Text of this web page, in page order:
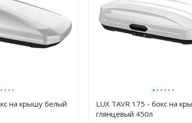
····
на крышу белый
······
LUX TAVR 175 - бокс на
глянцевый 450л